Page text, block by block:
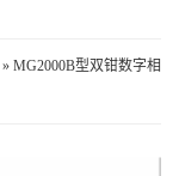
» MG2000B型双钳数字相